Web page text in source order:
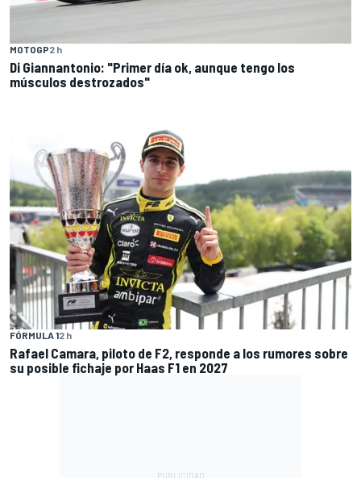
MOTOGP2 h
Di Giannantonio: "Primer día ok, aunque tengo los
músculos destrozados"
FÓRMULA 12 h
Rafael Camara, piloto de F2, responde a los rumores sobre
su posible fichaje por Haas F1 en 2027